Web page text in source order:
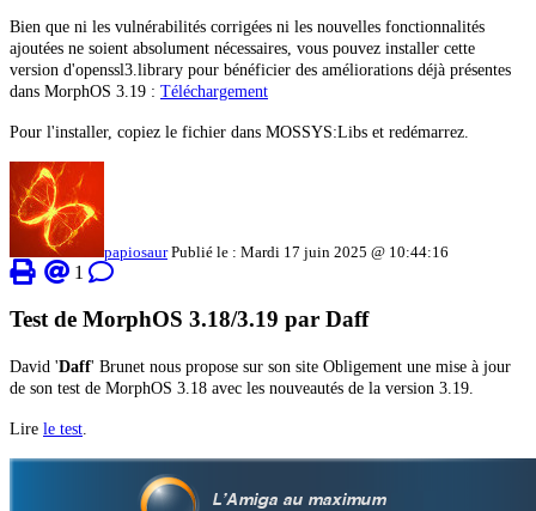
Bien que ni les vulnérabilités corrigées ni les nouvelles fonctionnalités
ajoutées ne soient absolument nécessaires, vous pouvez installer cette
version d'openssl3.library pour bénéficier des améliorations déjà présentes
dans MorphOS 3.19 : Téléchargement
Pour l'installer, copiez le fichier dans MOSSYS:Libs et redémarrez.
papiosaurPublié le : Mardi 17 juin 2025 @ 10:44:16
1
Test de MorphOS 3.18/3.19 par Daff
David 'Daff' Brunet nous propose sur son site Obligement une mise à jour
de son test de MorphOS 3.18 avec les nouveautés de la version 3.19.
Lire le test